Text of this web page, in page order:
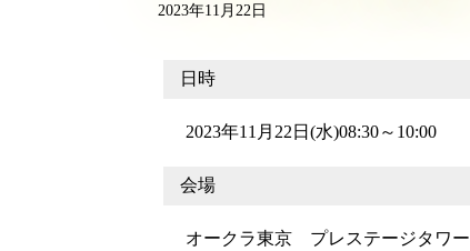
2023年11月22日
日時
2023年11月22日(水)08:30～10:00
会場
オークラ東京 プレステージタワー